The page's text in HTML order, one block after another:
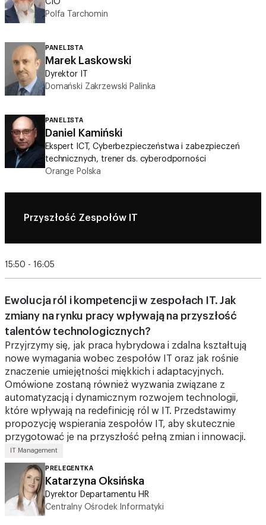
PANELISTA
Dyrektor IT
Domański Zakrzewski Palinka
PANELISTA
Ekspert ICT, Cyberbezpieczeństwa i zabezpieczeń
technicznych, trener ds. cyberodporności
Orange Polska
talentów technologicznych?
Przyjrzymy się, jak praca hybrydowa i zdalna kształtują
nowe wymagania wobec zespołów IT oraz jak rośnie
znaczenie umiejętności miękkich i adaptacyjnych.
Omówione zostaną również wyzwania związane z
automatyzacją i dynamicznym rozwojem technologii,
które wpływają na redefinicję ról w IT. Przedstawimy
propozycję wspierania zespołów IT, aby skutecznie
przygotować je na przyszłość pełną zmian i innowacji.
IT Management
PRELEGENTKA
Katarzyna Oksińska
Dyrektor Departamentu HR
Centralny Ośrodek Informatyki